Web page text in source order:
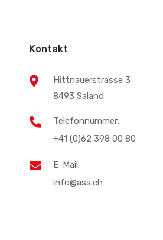
Kontakt
Hittnauerstrasse 3
8493 Saland
Telefonnummer:
+41 (0)62 398 00 80
E-Mail:
info@ass.ch